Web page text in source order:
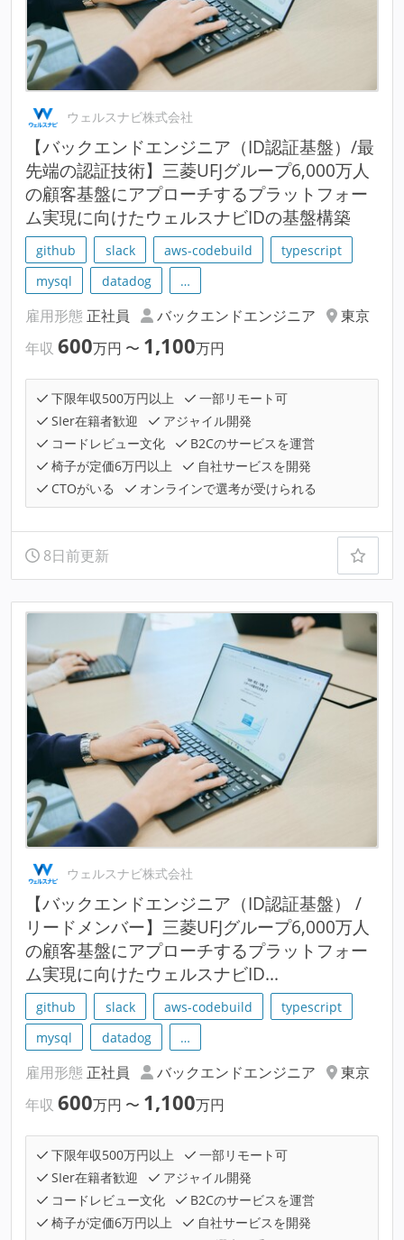
ウェルスナビ株式会社
【バックエンドエンジニア（ID認証基盤）/最
先端の認証技術】三菱UFJグループ6,000万人
の顧客基盤にアプローチするプラットフォー
ム実現に向けたウェルスナビIDの基盤構築
github slack aws-codebuild
typescript
mysql
datadog …
雇用形態 正社員 バックエンドエンジニア
東京
年収 600万円 〜 1,100万円
下限年収500万円以上
一部リモート可
SIer在籍者歓迎
アジャイル開発
コードレビュー文化
B2Cのサービスを運営
椅子が定価6万円以上
自社サービスを開発
CTOがいる
オンラインで選考が受けられる
8日前更新
ウェルスナビ株式会社
【バックエンドエンジニア（ID認証基盤） /
リードメンバー】三菱UFJグループ6,000万人
の顧客基盤にアプローチするプラットフォー
ム実現に向けたウェルスナビID...
github slack aws-codebuild
typescript
mysql
datadog …
雇用形態 正社員 バックエンドエンジニア
東京
年収 600万円 〜 1,100万円
下限年収500万円以上
一部リモート可
SIer在籍者歓迎
アジャイル開発
コードレビュー文化
B2Cのサービスを運営
椅子が定価6万円以上
自社サービスを開発